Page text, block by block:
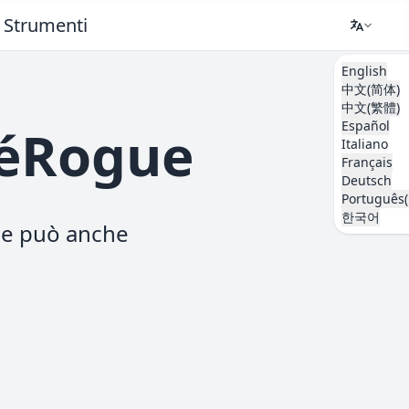
Strumenti
English
中文(简体)
中文(繁體)
Español
Italiano
Français
Deutsch
한국어
può anche